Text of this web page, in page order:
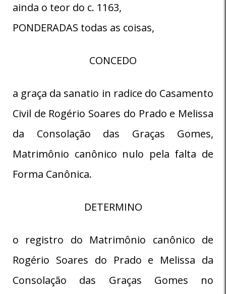
ainda o teor do c. 1163,
PONDERADAS todas as coisas,
CONCEDO
a graça da sanatio in radice do Casamento
Civil de Rogério Soares do Prado e Melissa
da Consolação das Graças Gomes,
Matrimônio canônico nulo pela falta de
Forma Canônica.
DETERMINO
o registro do Matrimônio canônico de
Rogério Soares do Prado e Melissa da
Consolação das Graças Gomes no